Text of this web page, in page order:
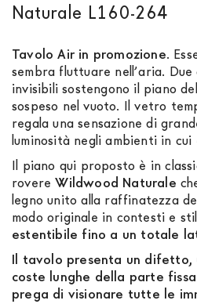
Naturale L160-264
Tavolo Air in promozione.
sembra fluttuare nell’aria.
invisibili sostengono il piano
sospeso nel vuoto. Il vetro
regala una sensazione di
luminosità negli ambienti in
Il piano qui proposto è in
rovereWildwood Naturale
legno unito alla raffinatezza
modo originale in contesti e
estentibile fino a un totale
Il tavolo presenta un difetto,
coste lunghe della parte
prega di visionare tutte le